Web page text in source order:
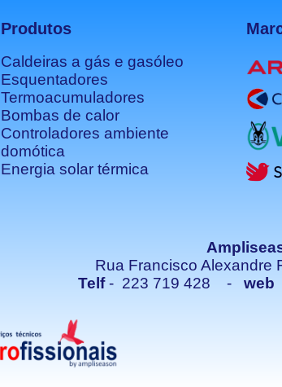
Caldeiras a gás e gasóleo
Esquentadores
Termoacumuladores
Bombas de calor
Controladores ambiente
domótica
Energia solar térmica
Rua Francisco Alexandre
Telf- 223 719 428 - web
Produtos